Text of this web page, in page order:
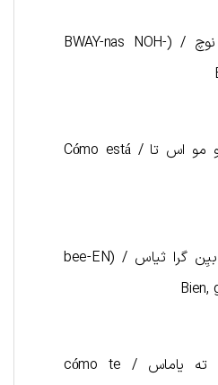
شب بخیر – بوئناس نوچ / (BWAY-nas NOH-
چطوری؟ (رسمی) _ کو مو اس تا / Cómo está
من خوبم، متشکرم – بیِن گرا ثیاس / (bee-EN
اسمت چیه _ کو مو ته یاماس / cómo te